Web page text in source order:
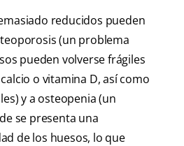
reducidos pueden
(un problema
pueden volverse frágiles
o vitamina D, así como
y a osteopenia (un
se presenta una
de los huesos, lo que